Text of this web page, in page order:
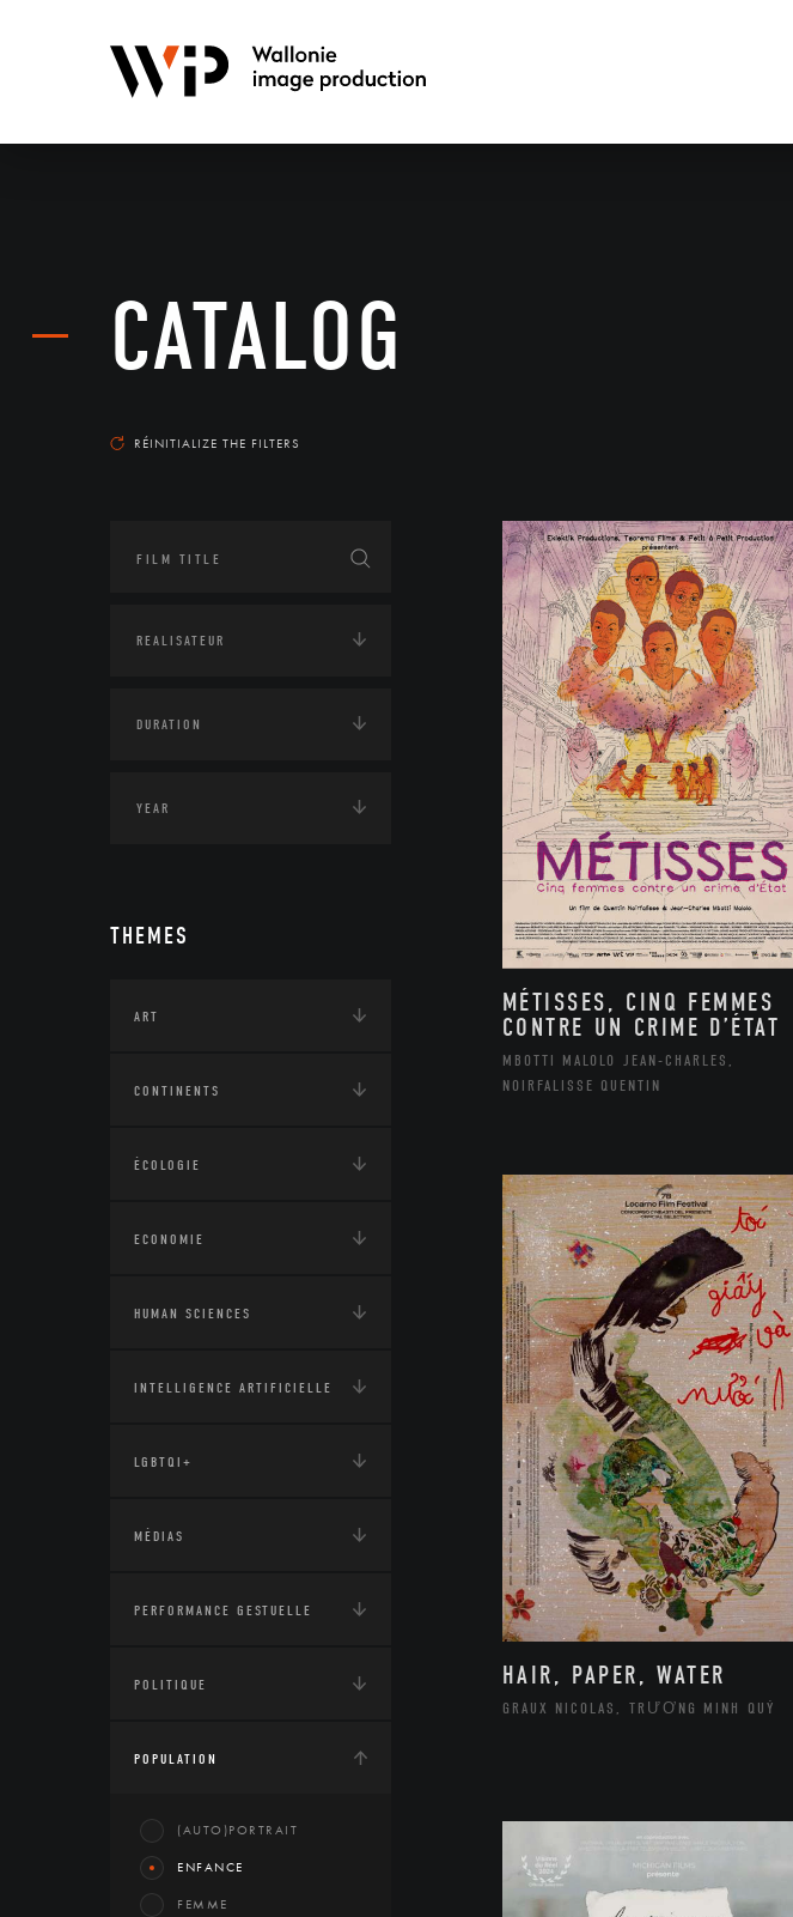
CATALOG
RÉINITIALIZE THE FILTERS
THEMES
ART
CONTINENTS
ÉCOLOGIE
ECONOMIE
HUMAN SCIENCES
INTELLIGENCE ARTIFICIELLE
LGBTQI+
MÉDIAS
PERFORMANCE GESTUELLE
POLITIQUE
POPULATION
(AUTO)PORTRAIT
ENFANCE
FEMME
MÉTISSES, CINQ FEMMES
CONTRE UN CRIME D’ÉTAT
MBOTTI MALOLO JEAN-CHARLES,
NOIRFALISSE QUENTIN
HAIR, PAPER, WATER
GRAUX NICOLAS, TRƯƠNG MINH QUÝ